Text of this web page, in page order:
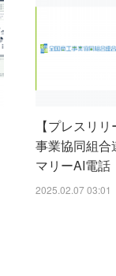
【プレスリ
事業協同組合
マリーAI電
2025.02.07 03:01